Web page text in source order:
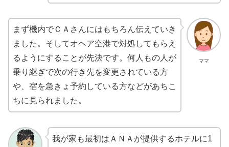
ママ
まず機内でＣＡさんにはもちろん伝えていき
ました。そしてオヘア空港で対処してもらえ
るようにすることが先決です。何人もの人が
乗り継ぎで次の行き先を変更されている方
や、宿を急きょ予約している方などがあちこ
ちに見られました。
我が家も最初はＡＮＡが提供するホテルに1